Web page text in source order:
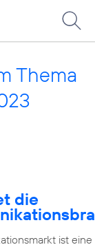
Thema
die
ist eine